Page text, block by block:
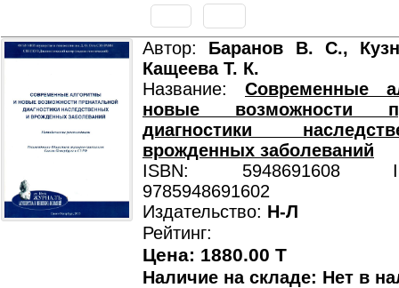
Автор: Баранов В. С.,
Кащеева Т. К.
Название: Современные
новые возможности
диагностики
врожденных заболеваний
ISBN: 5948691608
9785948691602
Издательство: Н-Л
Рейтинг:
Цена: 1880.00 T
Наличие на складе: Нет в